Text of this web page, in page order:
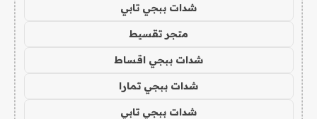
شدات ببجي تابي
متجر تقسيط
شدات ببجي اقساط
شدات ببجي تمارا
شدات ببجي تابي